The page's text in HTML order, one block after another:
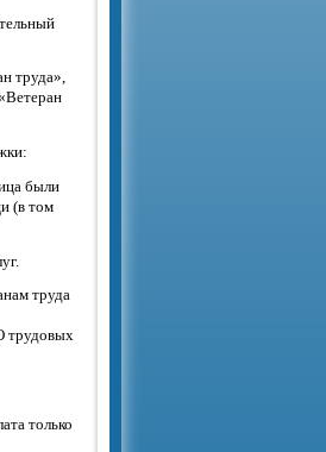
труда»,
были
(в том
труда
трудовых
только